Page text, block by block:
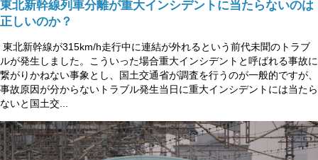
東北新幹線列車分離が重大インシデントに当たらないのは
正しいのか？
東北新幹線が315km/h走行中に連結が外れるという前代未聞のトラブ
ルが発生しました。こういった場合重大インシデントと呼ばれる事故に
繋がりかねない事象とし、国土交通省が調査を行うのが一般的ですが、
事故原因が分からないトラブル発生当日に重大インシデントには当たら
ないと国土交...